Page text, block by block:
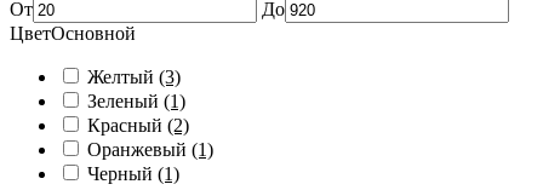
От
До
ЦветОсновной
Желтый (3)
Зеленый (1)
Красный (2)
Оранжевый (1)
Черный (1)